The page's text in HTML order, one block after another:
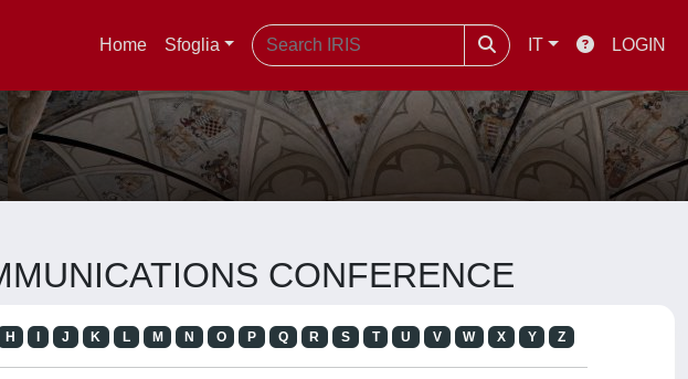
Home Sfoglia IT LOGIN
CONFERENCE
H J K L M N O P Q R S T U V W X Y Z